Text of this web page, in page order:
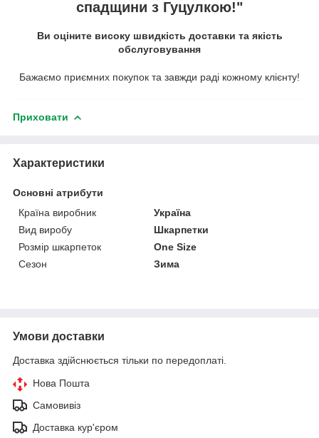
спадщини з Гуцулкою!"
Ви оціните високу швидкість доставки та якість
обслуговування
Бажаємо приємних покупок та завжди раді кожному клієнту!
Приховати
Характеристики
Основні атрибути
Країна виробник
Україна
Вид виробу
Шкарпетки
Розмір шкарпеток
One Size
Сезон
Зима
Умови доставки
Доставка здійснюється тільки по передоплаті.
Нова Пошта
Самовивіз
Доставка кур'єром